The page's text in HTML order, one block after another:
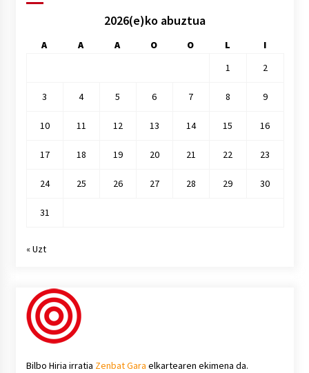
2026(e)ko abuztua
A A A O O L
I
1
2
3 4 5 6 7 8 9
10 11 12 13 14 15 16
17 18 19 20 21 22 23
24 25 26 27 28 29 30
31
« Uzt
Bilbo Hiria irratia Zenbat Gara elkartearen ekimena da.